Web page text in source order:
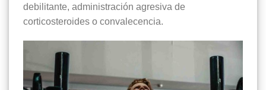
debilitante, administración agresiva de
corticosteroides o convalecencia.